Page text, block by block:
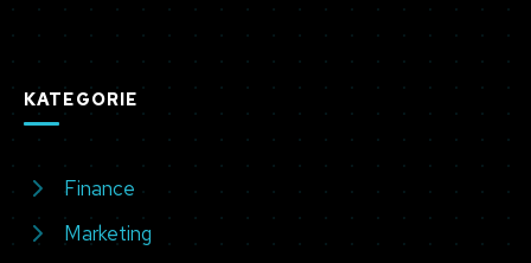
KATEGORIE
Finance
Marketing